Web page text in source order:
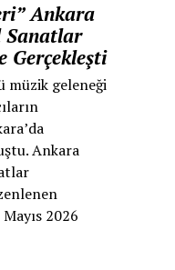
Ankara
Sanatlar
Gerçekleşti
müzik geleneği
Ankara
2026